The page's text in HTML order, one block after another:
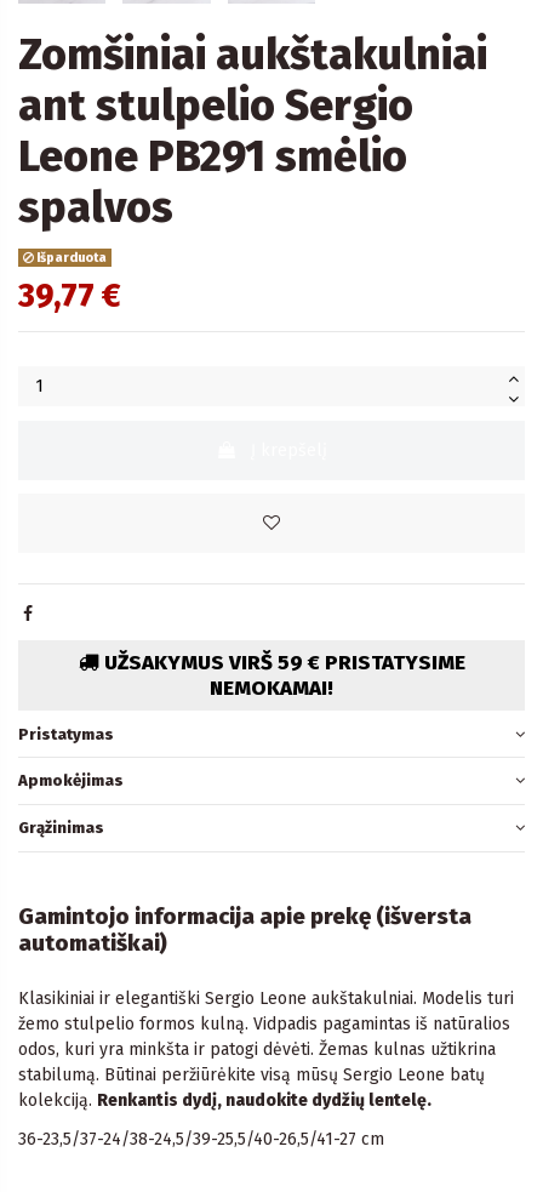
Zomšiniai aukštakulniai
ant stulpelio Sergio
Leone PB291 smėlio
spalvos
Išparduota
39,77 €
UŽSAKYMUS VIRŠ 59 € PRISTATYSIME
NEMOKAMAI!
Pristatymas
Apmokėjimas
Grąžinimas
Gamintojo informacija apie prekę (išversta
automatiškai)
Klasikiniai ir elegantiški Sergio Leone aukštakulniai. Modelis turi
žemo stulpelio formos kulną. Vidpadis pagamintas iš natūralios
odos, kuri yra minkšta ir patogi dėvėti. Žemas kulnas užtikrina
stabilumą. Būtinai peržiūrėkite visą mūsų Sergio Leone batų
kolekciją. Renkantis dydį, naudokite dydžių lentelę.
36-23,5/37-24/38-24,5/39-25,5/40-26,5/41-27 cm